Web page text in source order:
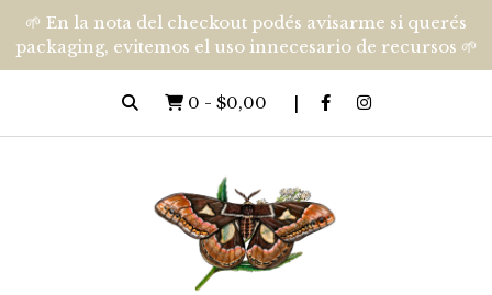
🌱 En la nota del checkout podés avisarme si querés
packaging, evitemos el uso innecesario de recursos 🌱
0 - $0,00